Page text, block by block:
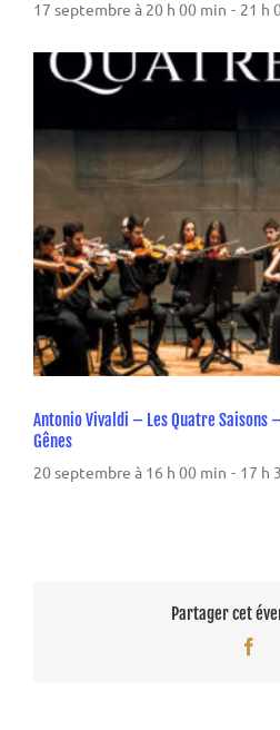
17 septembre à 20 h 00 min - 21 h
Antonio Vivaldi – Les Quatre Saisons
Gênes
20 septembre à 16 h 00 min - 17 h
Partager cet